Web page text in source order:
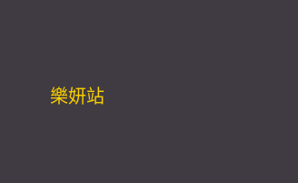
樂妍站